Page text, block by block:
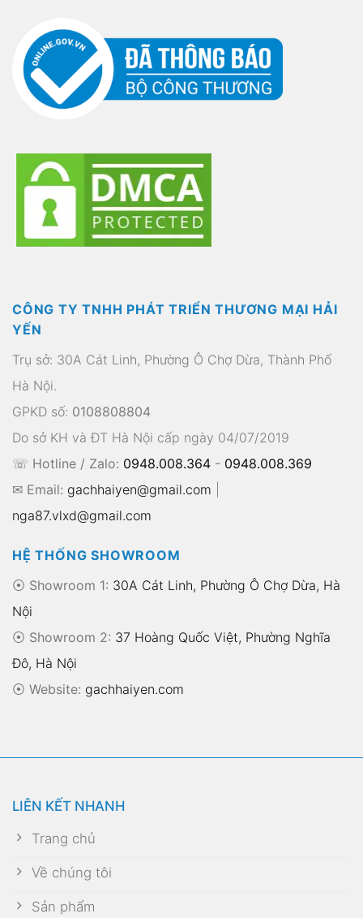
CÔNG TY TNHH PHÁT TRIỂN THƯƠNG MẠI HẢI
YẾN
Trụ sở: 30A Cát Linh, Phường Ô Chợ Dừa, Thành Phố
Hà Nội.
GPKD số: 0108808804
Do sở KH và ĐT Hà Nội cấp ngày 04/07/2019
☏ Hotline / Zalo: 0948.008.364 - 0948.008.369
✉ Email: gachhaiyen@gmail.com
nga87.vlxd@gmail.com
HỆ THỐNG SHOWROOM
⦿ Showroom 1: 30A Cát Linh, Phường Ô Chợ Dừa, Hà
Nội
⦿ Showroom 2: 37 Hoàng Quốc Việt, Phường Nghĩa
Đô, Hà Nội
⦿ Website: gachhaiyen.com
LIÊN KẾT NHANH
Trang chủ
Về chúng tôi
Sản phẩm